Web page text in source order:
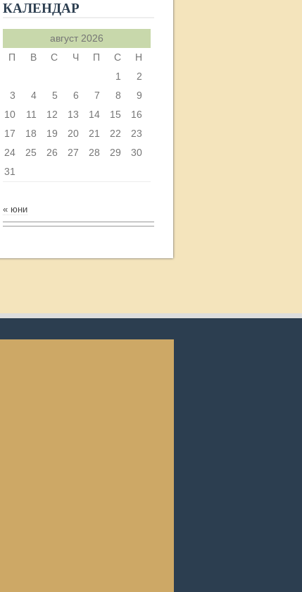
КАЛЕНДАР
август 2026
П
В С Ч П С
Н
1
2
3
4 5 6 7 8
9
10
11 12 13 14 15
16
17
18 19 20 21 22
23
24
25 26 27 28 29
30
31
« юни